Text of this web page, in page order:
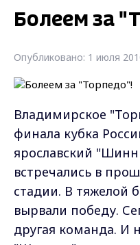
Болеем за
Опубликовано: 1 июля
Владимирское
финала кубка
ярославский
встречались в
стадии. В тяжелой
вырвали победу.
другая команда. И